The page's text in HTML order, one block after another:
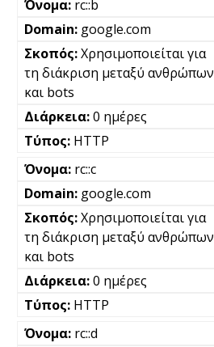
rc::b
google.com
Χρησιμοποιείται για
τη διάκριση μεταξύ ανθρώπων
και bots
0 ημέρες
HTTP
rc::c
google.com
Χρησιμοποιείται για
τη διάκριση μεταξύ ανθρώπων
και bots
0 ημέρες
HTTP
rc::d